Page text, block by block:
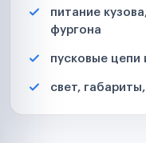
питание
фургона
пусковые цепи
свет,